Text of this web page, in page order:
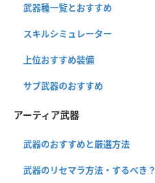
武器種一覧とおすすめ
スキルシミュレーター
上位おすすめ装備
サブ武器のおすすめ
アーティア武器
武器のおすすめと厳選方法
武器のリセマラ方法・するべき？